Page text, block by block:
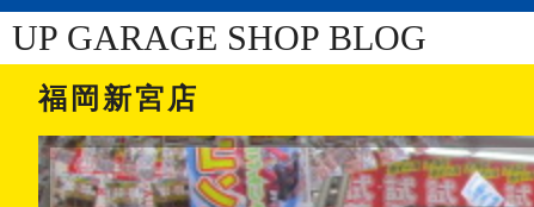
UP GARAGE SHOP BLOG
福岡新宮店